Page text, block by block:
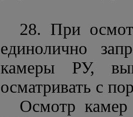
28. При
единолично
камеры РУ,
осматривать с
Осмотр камер